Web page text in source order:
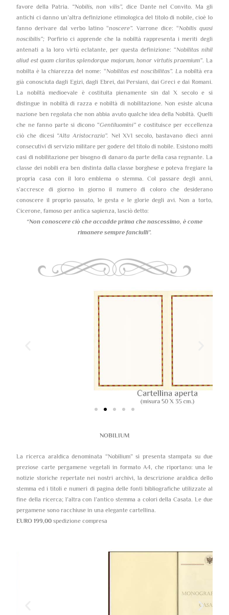
favore della Patria. “Nobilis, non vilis”, dice Dante nel Convito. Ma gli
antichi ci danno un’altra definizione etimologica del titolo di nobile, cioè lo
fanno derivare dal verbo latino “noscere”. Varrone dice: “Nobilis quasi
noscibilis”; Porfirio ci apprende che la nobiltà rappresenta i meriti degli
antenati a la loro virtù eclatante, per questa definizione: “Nobilitas nihil
aliud est quam claritas splendorque majorum, honor virtutis praemium”. La
nobilta è la chiarezza del nome: “Nobilitas est noscibilitas”. La nobiltà era
già conosciuta dagli Egizi, dagli Ebrei, dai Persiani, dai Greci e dai Romani.
La nobiltà medioevale è costituita pienamente sin dal X secolo e si
distingue in nobiltà di razza e nobiltà di nobilitazione. Non esiste alcuna
nazione ben regolata che non abbia avuto qualche idea della Nobiltà. Quelli
che ne fanno parte si dicono “Gentiluomini”e costituisce per eccellenza
ciò che dicesi “Alta Aristocrazia”. Nel XVI secolo, bastavano dieci anni
consecutivi di servizio militare per godere del titolo di nobile. Esistono molti
casi di nobilitazione per bisogno di danaro da parte della casa regnante. La
classe dei nobili era ben distinta dalla classe borghese e poteva fregiare la
propria casa con il loro emblema o stemma. Col passare degli anni,
s’accresce di giorno in giorno il numero di coloro che desiderano
conoscere il proprio passato, le gesta e le glorie degli avi. Non a torto,
Cicerone, famoso per antica sapienza, lasciò detto:
“Non conoscere ciò che accadde prima che nascessimo, è come
rimanere sempre fanciulli”.
NOBILIUM
La ricerca araldica denominata “Nobilium” si presenta stampata su due
preziose carte pergamene vegetali in formato A4, che riportano: una le
notizie storiche repertate nei nostri archivi, la descrizione araldica dello
stemma ed i titoli e numeri di pagina delle fonti bibliografiche utilizzate al
fine della ricerca; l’altra con l’antico stemma a colori della Casata. Le due
pergamene sono racchiuse in una elegante cartellina.
EURO 199,00 spedizione compresa